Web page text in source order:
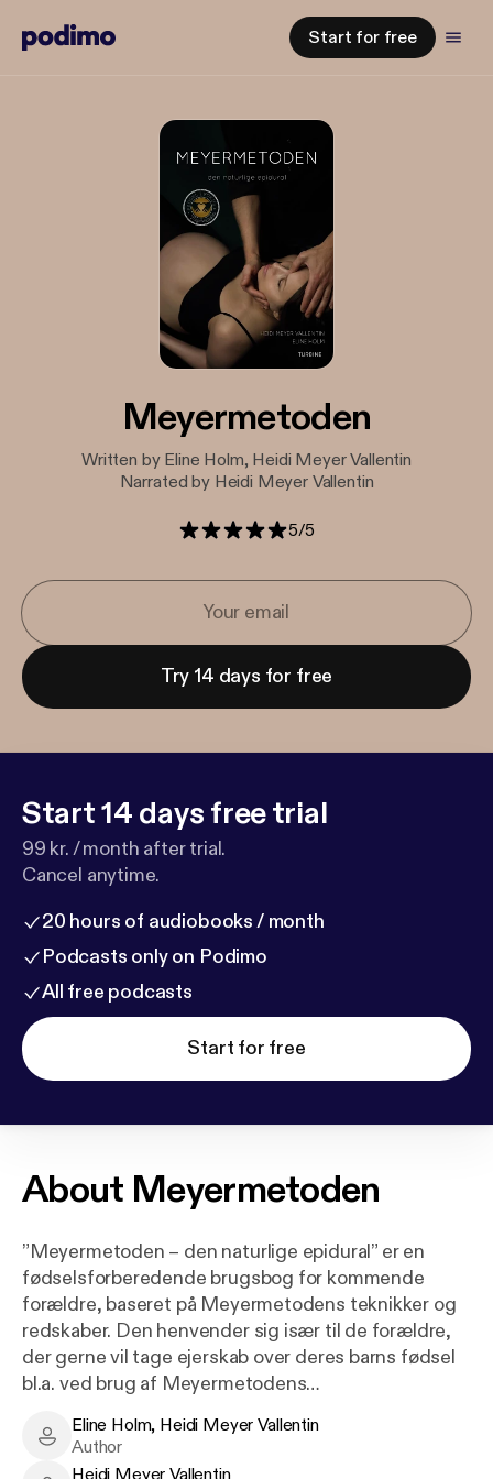
Start for free
Meyermetoden
Written by Eline Holm, Heidi Meyer Vallentin
Narrated by Heidi Meyer Vallentin
5/5
Try 14 days for free
Start 14 days free trial
99 kr. / month after trial.
Cancel anytime.
20 hours of audiobooks / month
Podcasts only on Podimo
All free podcasts
Start for free
About Meyermetoden
”Meyermetoden – den naturlige epidural” er en
fødselsforberedende brugsbog for kommende
forældre, baseret på Meyermetodens teknikker og
redskaber. Den henvender sig især til de forældre,
der gerne vil tage ejerskab over deres barns fødsel
bl.a. ved brug af Meyermetodens
akupressur), en verbal guiding,
vejrtrækningsprincipper etc. Men den kan også
Eline Holm, Heidi Meyer Vallentin - Author
Eline Holm, Heidi Meyer Vallentin
Author
Heidi Meyer Vallentin